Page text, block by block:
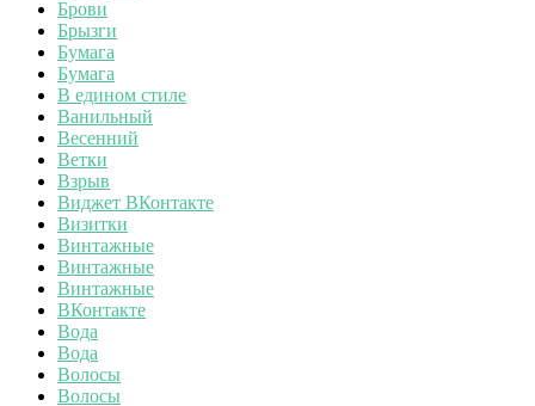
Брови
Брызги
Бумага
Бумага
В едином стиле
Ванильный
Весенний
Ветки
Взрыв
Виджет ВКонтакте
Визитки
Винтажные
Винтажные
Винтажные
ВКонтакте
Вода
Вода
Волосы
Волосы